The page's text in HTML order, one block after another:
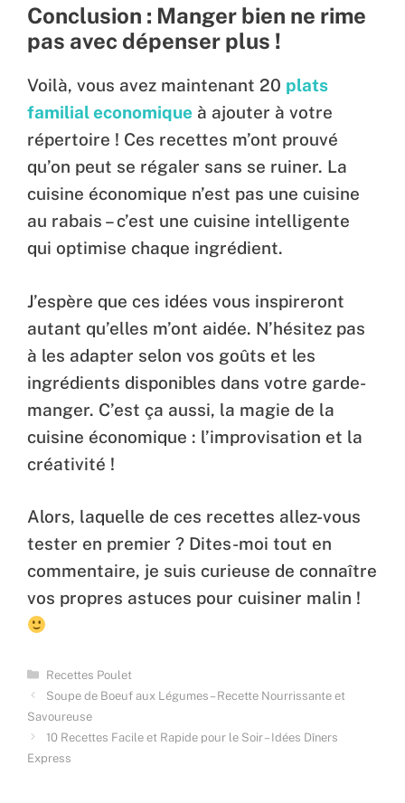
Conclusion : Manger bien ne rime
pas avec dépenser plus !
Voilà, vous avez maintenant 20 plats
familial economique à ajouter à votre
répertoire ! Ces recettes m’ont prouvé
qu’on peut se régaler sans se ruiner. La
cuisine économique n’est pas une cuisine
au rabais – c’est une cuisine intelligente
qui optimise chaque ingrédient.
J’espère que ces idées vous inspireront
autant qu’elles m’ont aidée. N’hésitez pas
à les adapter selon vos goûts et les
ingrédients disponibles dans votre garde-
manger. C’est ça aussi, la magie de la
cuisine économique : l’improvisation et la
créativité !
Alors, laquelle de ces recettes allez-vous
tester en premier ? Dites-moi tout en
commentaire, je suis curieuse de connaître
vos propres astuces pour cuisiner malin !
Categories
Recettes Poulet
Soupe de Boeuf aux Légumes – Recette Nourrissante et
Savoureuse
10 Recettes Facile et Rapide pour le Soir – Idées Dîners
Express